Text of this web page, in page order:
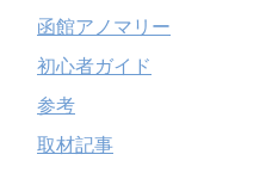
函館アノマリー
初心者ガイド
参考
取材記事